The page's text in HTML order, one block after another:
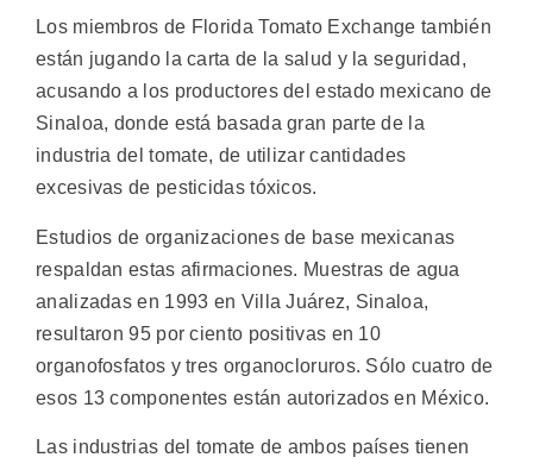
Los miembros de Florida Tomato Exchange también
están jugando la carta de la salud y la seguridad,
acusando a los productores del estado mexicano de
Sinaloa, donde está basada gran parte de la
industria del tomate, de utilizar cantidades
excesivas de pesticidas tóxicos.
Estudios de organizaciones de base mexicanas
respaldan estas afirmaciones. Muestras de agua
analizadas en 1993 en Villa Juárez, Sinaloa,
resultaron 95 por ciento positivas en 10
organofosfatos y tres organocloruros. Sólo cuatro de
esos 13 componentes están autorizados en México.
Las industrias del tomate de ambos países tienen